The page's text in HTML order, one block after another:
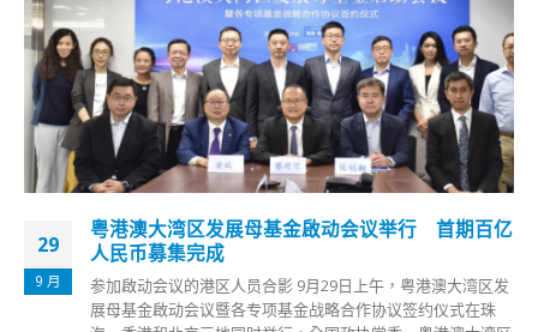
29
9 月
粤港澳大湾区发展母基金啟动会议举行 首期百亿
人民币募集完成
参加啟动会议的港区人员合影 9月29日上午，粤港澳大湾区发
展母基金啟动会议暨各专项基金战略合作协议签约仪式在珠